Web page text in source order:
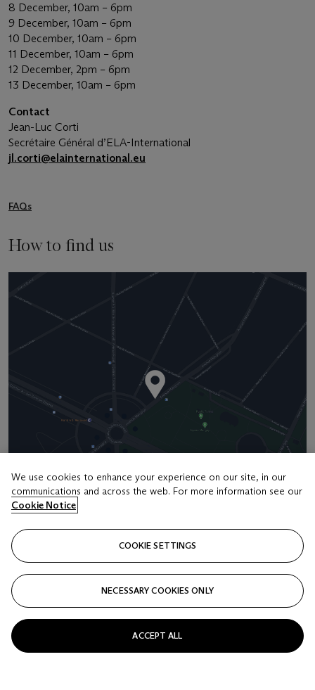
8 December, 10am – 6pm
9 December, 10am – 6pm
10 December, 10am – 6pm
11 December, 10am – 6pm
12 December, 2pm – 6pm
13 December, 10am – 6pm
Contact
Jean-Luc Corti
Secrétaire Général d’ELA-International
jl.corti@elainternational.eu
FAQs
How to find us
Address
9 Avenue Matignon
Contact us
+33 (0) 1 40 76 85 85
clientservicesparis@christies.com
Launchpad
We use cookies to enhance your experience on our site, in our
communications and across the web. For more information see our
Cookie Notice
COOKIE SETTINGS
NECESSARY COOKIES ONLY
ACCEPT ALL